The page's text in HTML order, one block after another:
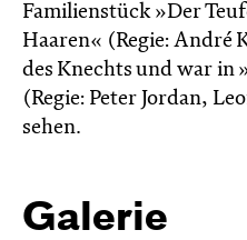
Familienstück »Der
Haaren« (Regie: André
des Knechts und war in
(Regie: Peter Jordan,
sehen.
Galerie